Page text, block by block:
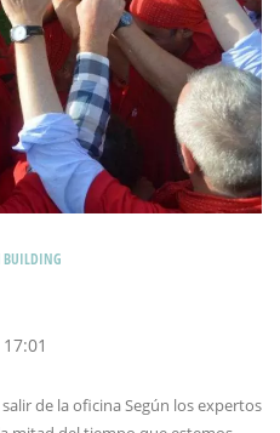
BUILDING
de la oficina Según los expertos